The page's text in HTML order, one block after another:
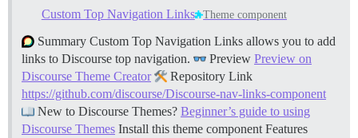
Custom Top Navigation Links Theme component
Summary Custom Top Navigation Links allows you to add
links to Discourse top navigation.
Preview Preview on
Discourse Theme Creator
Repository Link
https://github.com/discourse/Discourse-nav-links-component
New to Discourse Themes? Beginner’s guide to using
Discourse Themes Install this theme component Features